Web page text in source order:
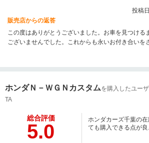
投稿
販売店からの返答
この度はありがとうございました。お車を見つける
ございませんでした。これからも永いお付き合いを
ホンダＮ－ＷＧＮカスタムを購入したユー
TA
総合評価
5.0
ホンダカーズ千葉の
ても購入できる点が良